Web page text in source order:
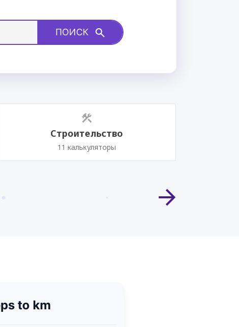
ПОИСК
Строительство
11 калькуляторы
to km